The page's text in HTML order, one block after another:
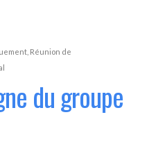
, Réunion de
du groupe